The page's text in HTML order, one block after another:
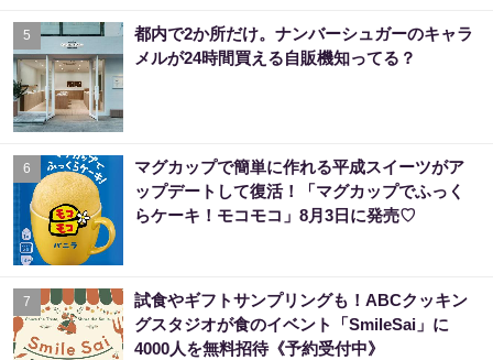
5
都内で2か所だけ。ナンバーシュガーのキャラ
メルが24時間買える自販機知ってる？
6
マグカップで簡単に作れる平成スイーツがア
ップデートして復活！「マグカップでふっく
らケーキ！モコモコ」8月3日に発売♡
7
試食やギフトサンプリングも！ABCクッキン
グスタジオが食のイベント「SmileSai」に
4000人を無料招待《予約受付中》